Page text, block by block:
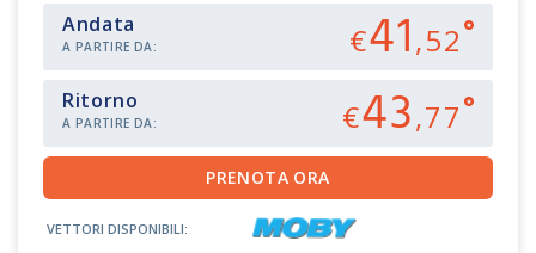
Andata
A PARTIRE DA: €41,52
Ritorno
A PARTIRE DA: €43,77
VETTORI DISPONIBILI: